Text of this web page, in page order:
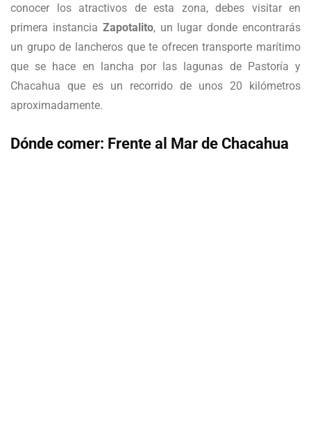
conocer los atractivos de esta zona, debes visitar en
primera instancia Zapotalito, un lugar donde encontrarás
un grupo de lancheros que te ofrecen transporte marítimo
que se hace en lancha por las lagunas de Pastoría y
Chacahua que es un recorrido de unos 20 kilómetros
aproximadamente.
Dónde comer: Frente al Mar de Chacahua